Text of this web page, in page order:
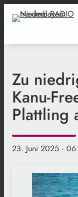
Zu
Kanu-
Plattling
23. Juni 2025 ·